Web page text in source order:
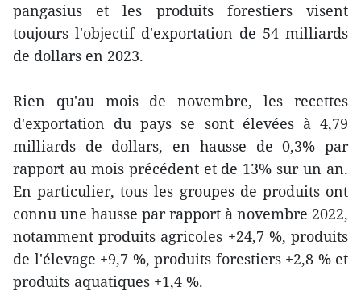
pangasius et les produits forestiers visent
toujours l'objectif d'exportation de 54 milliards
de dollars en 2023.
Rien qu'au mois de novembre, les recettes
d'exportation du pays se sont élevées à 4,79
milliards de dollars, en hausse de 0,3% par
rapport au mois précédent et de 13% sur un an.
En particulier, tous les groupes de produits ont
connu une hausse par rapport à novembre 2022,
notamment produits agricoles +24,7 %, produits
de l'élevage +9,7 %, produits forestiers +2,8 % et
produits aquatiques +1,4 %.